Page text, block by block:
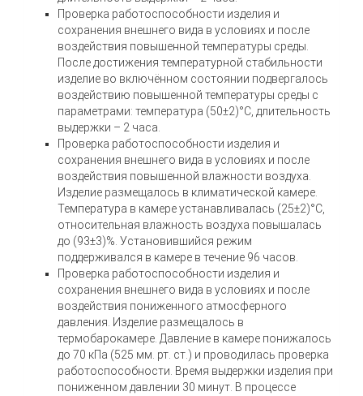
Проверка работоспособности изделия и
сохранения внешнего вида в условиях и после
воздействия повышенной температуры среды.
После достижения температурной стабильности
изделие во включённом состоянии подвергалось
воздействию повышенной температуры среды с
параметрами: температура (50±2)°С, длительность
выдержки – 2 часа.
Проверка работоспособности изделия и
сохранения внешнего вида в условиях и после
воздействия повышенной влажности воздуха.
Изделие размещалось в климатической камере.
Температура в камере устанавливалась (25±2)°С,
относительная влажность воздуха повышалась
до (93±3)%. Установившийся режим
поддерживался в камере в течение 96 часов.
Проверка работоспособности изделия и
сохранения внешнего вида в условиях и после
воздействия пониженного атмосферного
давления. Изделие размещалось в
термобарокамере. Давление в камере понижалось
до 70 кПа (525 мм. рт. ст.) и проводилась проверка
работоспособности. Время выдержки изделия при
пониженном давлении 30 минут. В процессе